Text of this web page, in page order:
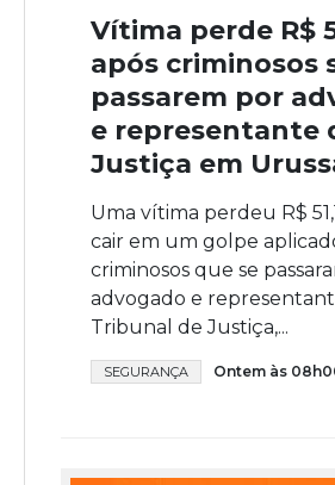
Vítima perde R$
após criminosos
passarem por
e representante
Justiça em
Uma vítima perdeu R$
cair em um golpe
criminosos que se
advogado e
Tribunal de Justiça,...
SEGURANÇA Ontem às